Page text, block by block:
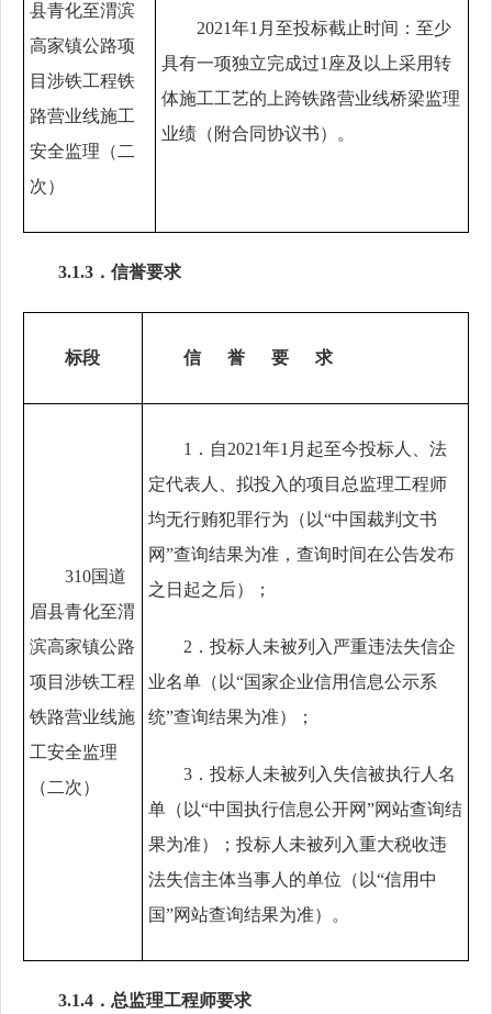
县青化至渭滨
高家镇公路项
目涉铁工程铁
路营业线施工
安全监理（二
次）
2021年1月至投标截止时间：至少
具有一项独立完成过1座及以上采用转
体施工工艺的上跨铁路营业线桥梁监理
业绩（附合同协议书）。
3.1.3．信誉要求
标段 信 誉 要 求
310国道
眉县青化至渭
滨高家镇公路
项目涉铁工程
铁路营业线施
工安全监理
（二次）
1．自2021年1月起至今投标人、法
定代表人、拟投入的项目总监理工程师
均无行贿犯罪行为（以“中国裁判文书
网”查询结果为准，查询时间在公告发布
之日起之后）；
2．投标人未被列入严重违法失信企
业名单（以“国家企业信用信息公示系
统”查询结果为准）；
3．投标人未被列入失信被执行人名
单（以“中国执行信息公开网”网站查询结
果为准）；投标人未被列入重大税收违
法失信主体当事人的单位（以“信用中
国”网站查询结果为准）
。
3.1.4． 总监理工程师要求